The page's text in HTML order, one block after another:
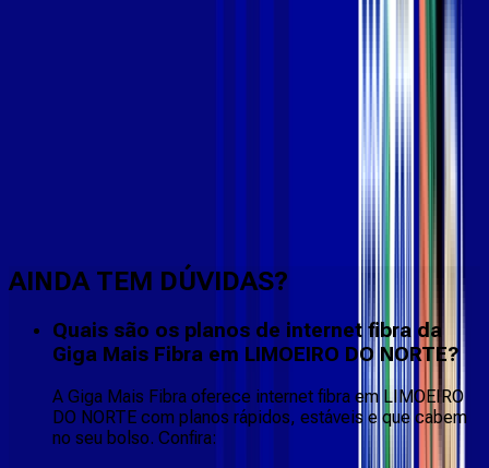
AINDA TEM DÚVIDAS?
Quais são os planos de internet fibra da
Giga Mais Fibra em LIMOEIRO DO NORTE?
A Giga Mais Fibra oferece internet fibra em LIMOEIRO
DO NORTE com planos rápidos, estáveis e que cabem
no seu bolso. Confira: